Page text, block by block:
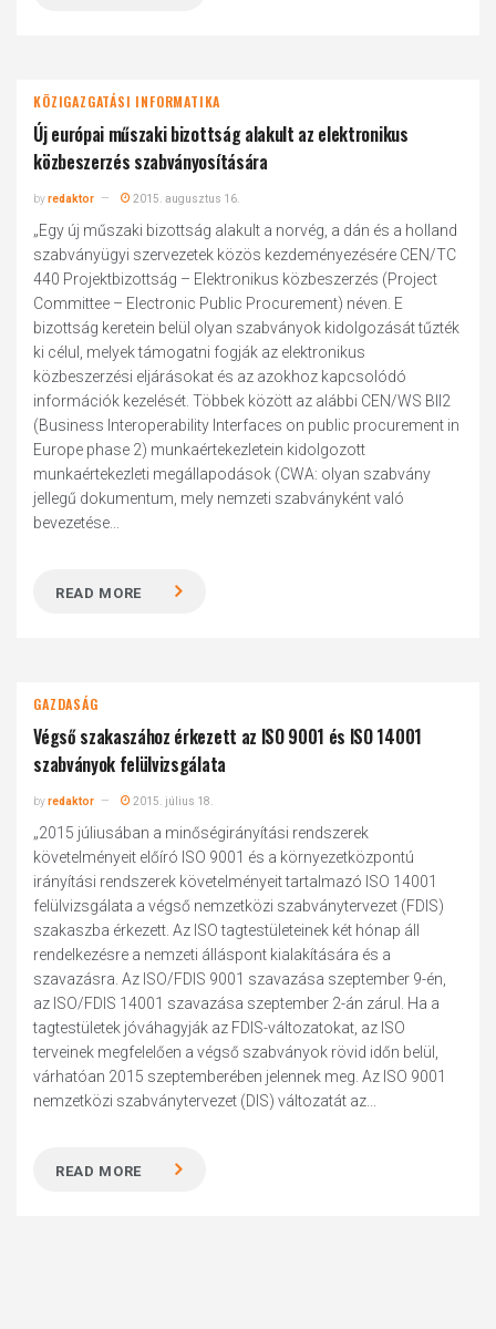
KÖZIGAZGATÁSI INFORMATIKA
Új európai műszaki bizottság alakult az elektronikus
közbeszerzés szabványosítására
byredaktor 2015. augusztus 16.
„Egy új műszaki bizottság alakult a norvég, a dán és a holland
szabványügyi szervezetek közös kezdeményezésére CEN/TC
440 Projektbizottság – Elektronikus közbeszerzés (Project
Committee – Electronic Public Procurement) néven. E
bizottság keretein belül olyan szabványok kidolgozását tűzték
ki célul, melyek támogatni fogják az elektronikus
közbeszerzési eljárásokat és az azokhoz kapcsolódó
információk kezelését. Többek között az alábbi CEN/WS BII2
(Business Interoperability Interfaces on public procurement in
Europe phase 2) munkaértekezletein kidolgozott
munkaértekezleti megállapodások (CWA: olyan szabvány
jellegű dokumentum, mely nemzeti szabványként való
bevezetése...
READ MORE
GAZDASÁG
Végső szakaszához érkezett az ISO 9001 és ISO 14001
szabványok felülvizsgálata
byredaktor 2015. július 18.
„2015 júliusában a minőségirányítási rendszerek
követelményeit előíró ISO 9001 és a környezetközpontú
irányítási rendszerek követelményeit tartalmazó ISO 14001
felülvizsgálata a végső nemzetközi szabványtervezet (FDIS)
szakaszba érkezett. Az ISO tagtestületeinek két hónap áll
rendelkezésre a nemzeti álláspont kialakítására és a
szavazásra. Az ISO/FDIS 9001 szavazása szeptember 9-én,
az ISO/FDIS 14001 szavazása szeptember 2-án zárul. Ha a
tagtestületek jóváhagyják az FDIS-változatokat, az ISO
terveinek megfelelően a végső szabványok rövid időn belül,
várhatóan 2015 szeptemberében jelennek meg. Az ISO 9001
nemzetközi szabványtervezet (DIS) változatát az...
READ MORE